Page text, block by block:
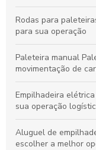
Rodas para
para sua operação
Paleteira manual
movimentação de
Empilhadeira
sua operação
Aluguel de
escolher a melhor